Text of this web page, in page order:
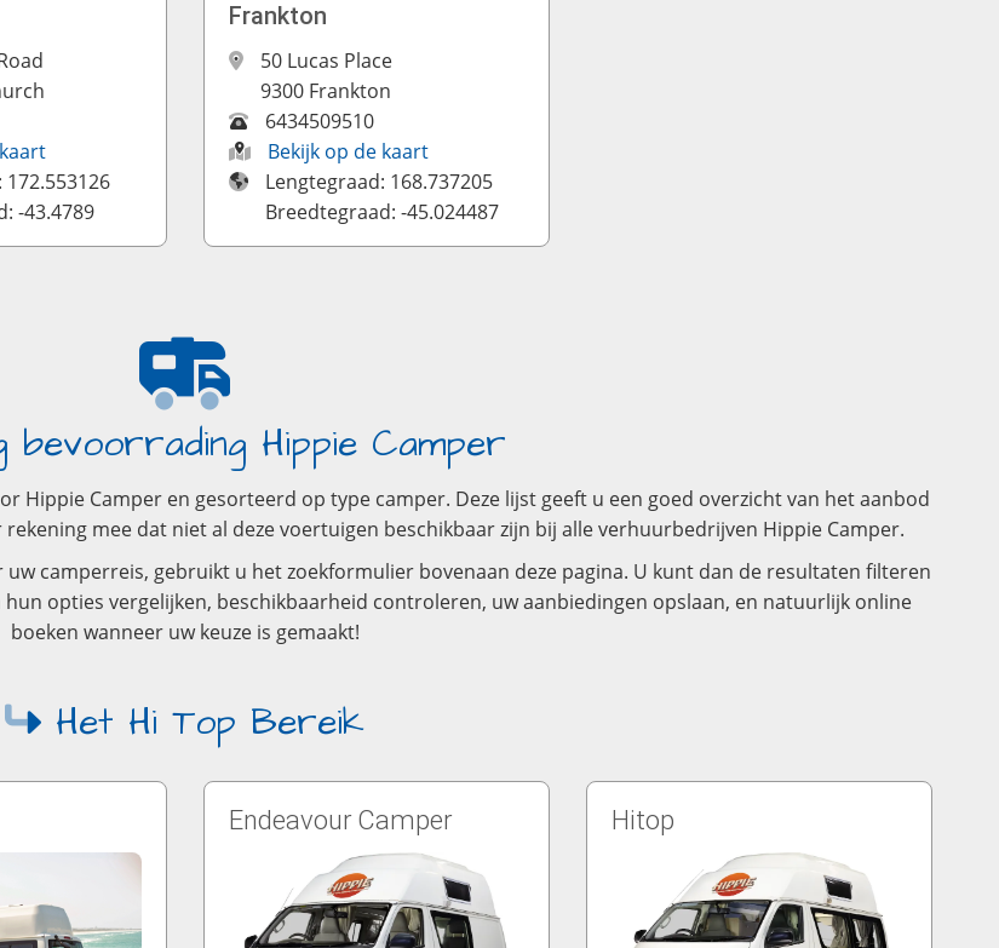
-43.4789
Frankton
50 Lucas Place
9300 Frankton
6434509510
Bekijk op de kaart
Lengtegraad: 168.737205
Breedtegraad: -45.024487
bevoorrading Hippie Camper
Camper en gesorteerd op type camper. Deze lijst geeft u een goed overzicht van het aanbod
mee dat niet al deze voertuigen beschikbaar zijn bij alle verhuurbedrijven Hippie Camper.
camperreis, gebruikt u het zoekformulier bovenaan deze pagina. U kunt dan de resultaten filteren
opties vergelijken, beschikbaarheid controleren, uw aanbiedingen opslaan, en natuurlijk online
boeken wanneer uw keuze is gemaakt!
Het Hi Top Bereik
Endeavour Camper Hitop